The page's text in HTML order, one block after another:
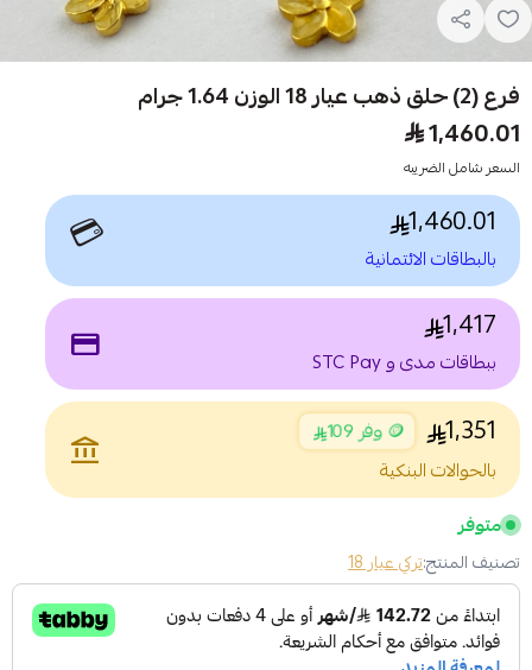
فرع (2) حلق ذهب عيار 18 الوزن 1.64 جرام
1,460.01
السعر شامل الضريبه
1,460.01
بالبطاقات الائتمانية 💳
1,417
ببطاقات مدى و STC Pay payment
1,351 🪙 وفر 109
بالحوالات البنكية
account_balance
متوفر
تصنيف المنتج:تركي عيار 18